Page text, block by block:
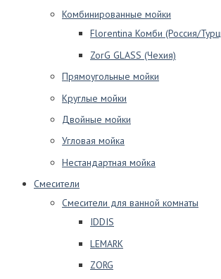
Комбинированные мойки
Florentina Комби (Россия/
ZorG GLASS (Чехия)
Прямоугольные мойки
Круглые мойки
Двойные мойки
Угловая мойка
Нестандартная мойка
Смесители
Смесители для ванной комнаты
IDDIS
LEMARK
ZORG